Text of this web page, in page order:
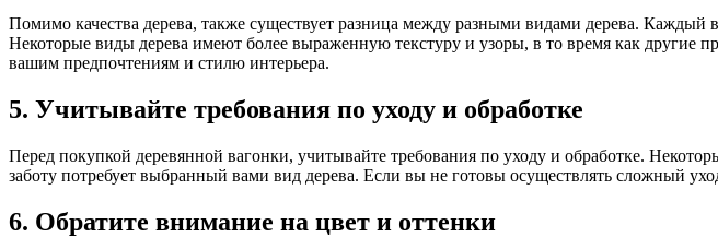
Помимо качества дерева, также существует разница между разными видами дерева.
Некоторые виды дерева имеют более выраженную текстуру и узоры, в то время как другие
вашим предпочтениям и стилю интерьера.
5. Учитывайте требования по уходу и обработке
Перед покупкой деревянной вагонки, учитывайте требования по уходу и обработке.
заботу потребует выбранный вами вид дерева. Если вы не готовы осуществлять сложный
6. Обратите внимание на цвет и оттенки